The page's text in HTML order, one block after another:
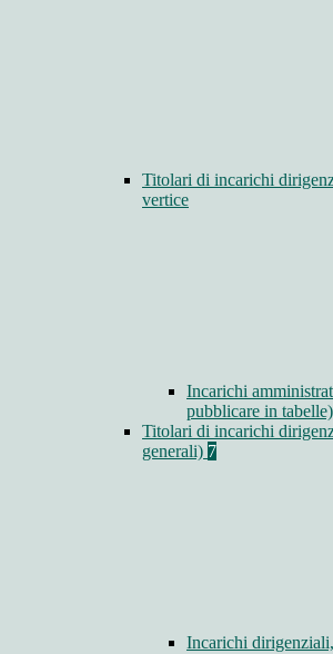
Titolari di incarichi
vertice
Incarichi
pubblicare in tabelle)
Titolari di incarichi
generali) 7
Incarichi